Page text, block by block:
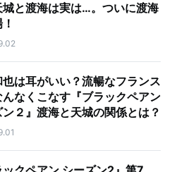
城と渡海は実は…。ついに渡海
は耳がいい？流暢なフランス
なくこなす『ブラックペアン
ン２』渡海と天城の関係とは？